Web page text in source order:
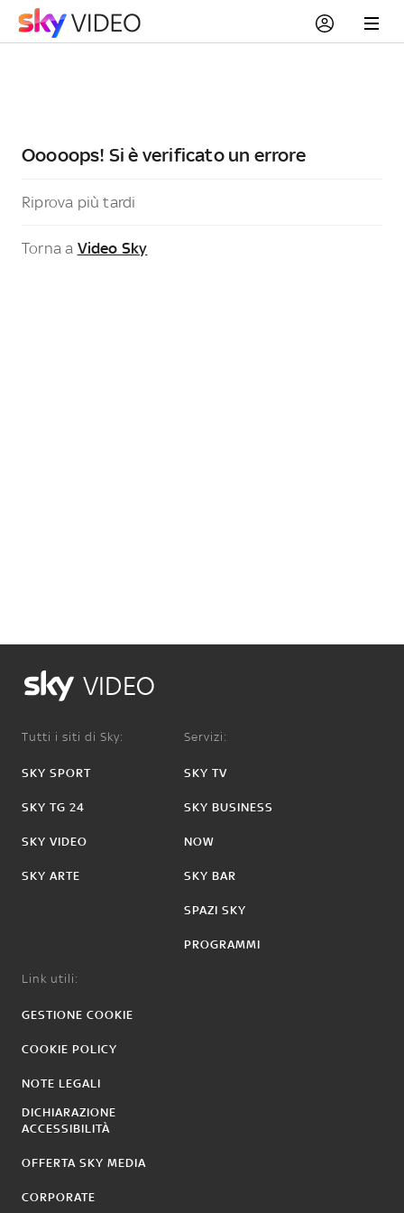
Ooooops! Si è verificato un errore
Riprova più tardi
Torna a Video Sky
VIDEO
Tutti i siti di Sky:
SKY SPORT
SKY TG 24
SKY VIDEO
SKY ARTE
Servizi:
SKY TV
SKY BUSINESS
NOW
SKY BAR
SPAZI SKY
PROGRAMMI
Link utili:
GESTIONE COOKIE
COOKIE POLICY
NOTE LEGALI
DICHIARAZIONE
ACCESSIBILITÀ
OFFERTA SKY MEDIA
CORPORATE